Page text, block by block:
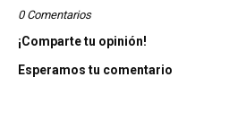
0 Comentarios
¡Comparte tu opinión!
Esperamos tu comentario